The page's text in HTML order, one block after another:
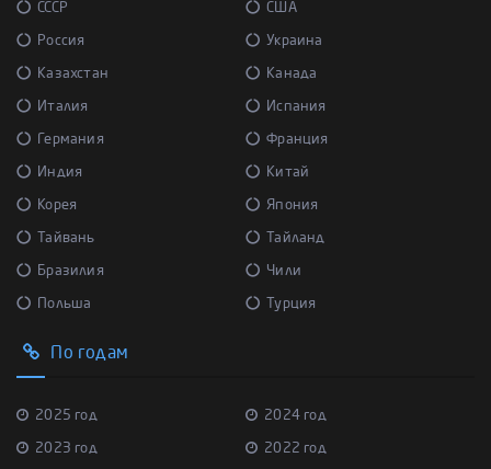
СССР США
Россия Украина
Казахстан Канада
Италия Испания
Германия Франция
Индия Китай
Корея Япония
Тайвань Тайланд
Бразилия Чили
Польша Турция
По годам
2025 год 2024 год
2023 год 2022 год